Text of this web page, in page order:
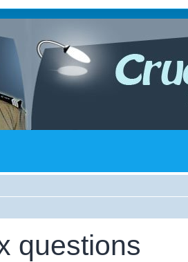
questions